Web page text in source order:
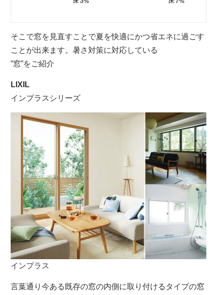
そこで窓を見直すことで夏を快適にかつ省エネに過ごす
ことが出来ます。暑さ対策に対応している
”窓”をご紹介
LIXIL
インプラスシリーズ
インプラス
言葉通り今ある既存の窓の内側に取り付けるタイプの窓